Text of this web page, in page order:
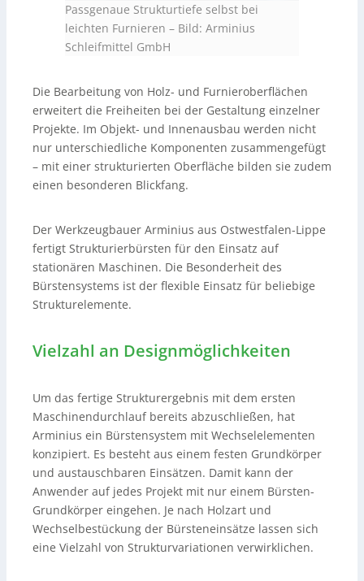
Passgenaue Strukturtiefe selbst bei
leichten Furnieren – Bild: Arminius
Schleifmittel GmbH
Die Bearbeitung von Holz- und Furnieroberflächen
erweitert die Freiheiten bei der Gestaltung einzelner
Projekte. Im Objekt- und Innenausbau werden nicht
nur unterschiedliche Komponenten zusammengefügt
– mit einer strukturierten Oberfläche bilden sie zudem
einen besonderen Blickfang.
Der Werkzeugbauer Arminius aus Ostwestfalen-Lippe
fertigt Strukturierbürsten für den Einsatz auf
stationären Maschinen. Die Besonderheit des
Bürstensystems ist der flexible Einsatz für beliebige
Strukturelemente.
Vielzahl an Designmöglichkeiten
Um das fertige Strukturergebnis mit dem ersten
Maschinendurchlauf bereits abzuschließen, hat
Arminius ein Bürstensystem mit Wechselelementen
konzipiert. Es besteht aus einem festen Grundkörper
und austauschbaren Einsätzen. Damit kann der
Anwender auf jedes Projekt mit nur einem Bürsten-
Grundkörper eingehen. Je nach Holzart und
Wechselbestückung der Bürsteneinsätze lassen sich
eine Vielzahl von Strukturvariationen verwirklichen.